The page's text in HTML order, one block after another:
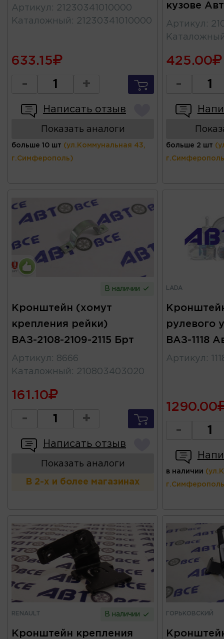
Артикул : 21230341010000
Каталожный : 21230341010000
633.15
- +
Написать отзыв
Показать аналоги
больше 10 шт (ул.Коммунальная 43,
г.Симферополь)
кузове
Артикул :
425.00
-
больше 2 шт
В наличии
Кронштейн (хомут
крепления рейки)
ВАЗ-2108-2109-2115 Брт
Артикул : 8666
Каталожный : 210803403020
161.10
- +
Написать отзыв
Показать аналоги
В 2-х и более магазинах
LADA
рулевого
ВАЗ-1118
Артикул :
1290.00
-
в наличии
RENAULT В наличии
Кронштейн крепления
ГОРЬКОВСКИЙ